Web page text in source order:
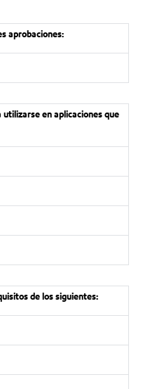
aprobaciones:
en aplicaciones que
de los siguientes: